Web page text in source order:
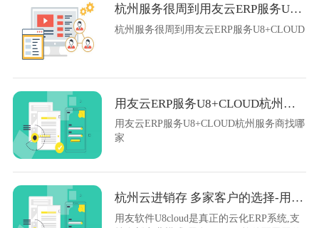
杭州服务很周到用友云ERP服务U8+CLOUD
杭州服务很周到用友云ERP服务U8+CLOUD
用友云ERP服务U8+CLOUD杭州服务商找哪家
用友云ERP服务U8+CLOUD杭州服务商找哪
家
杭州云进销存 多家客户的选择-用友云U8cloud
用友软件U8cloud是真正的云化ERP系统,支